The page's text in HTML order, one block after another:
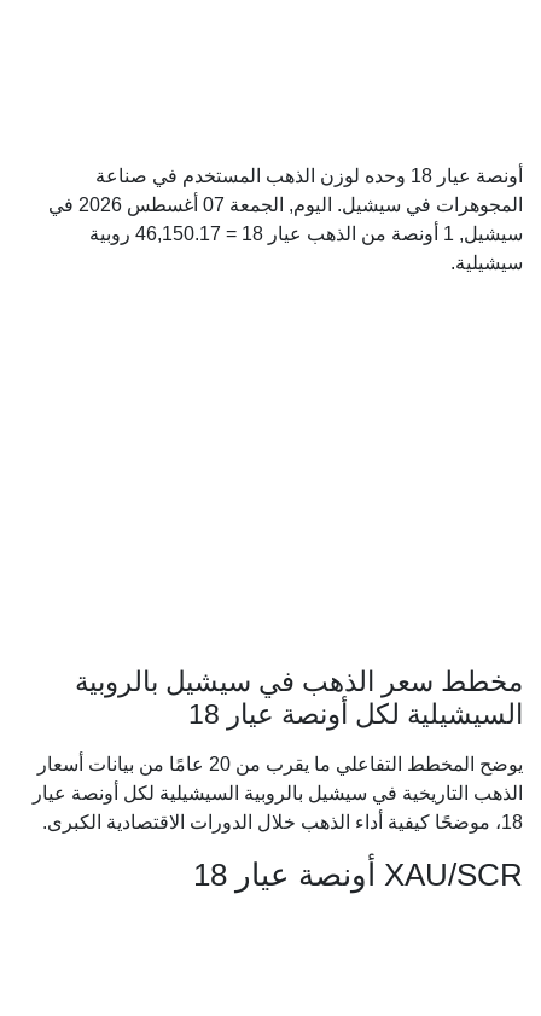
أونصة عيار 18 وحده لوزن الذهب المستخدم في صناعة
المجوهرات في سيشيل. اليوم, الجمعة 07 أغسطس 2026 في
سيشيل, 1 أونصة من الذهب عيار 18 = 46,150.17 روبية
سيشيلية.
مخطط سعر الذهب في سيشيل بالروبية
السيشيلية لكل أونصة عيار 18
يوضح المخطط التفاعلي ما يقرب من 20 عامًا من بيانات أسعار
الذهب التاريخية في سيشيل بالروبية السيشيلية لكل أونصة عيار
18، موضحًا كيفية أداء الذهب خلال الدورات الاقتصادية الكبرى.
XAU/SCR أونصة عيار 18